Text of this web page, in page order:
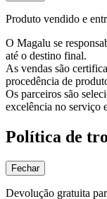
Produto vendido e
O Magalu se
até o destino final.
As vendas são
procedência de
Os parceiros são
excelência no serviço
Política de
Fechar
Devolução gratuita